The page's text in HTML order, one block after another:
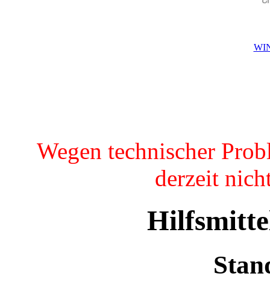
Wegen technischer
derzeit